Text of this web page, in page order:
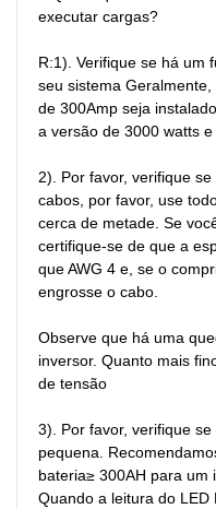
executar cargas?
R:1). Verifique se há um
seu sistema
de 300Amp seja
a versão de 3000 watts e
2). Por favor, verifique
cabos, por favor, use
cerca de metade. Se
certifique-se de que a
que AWG 4 e, se o
engrosse o cabo.
Observe que há uma
inversor. Quanto mais
de tensão
3). Por favor, verifique
pequena.
bateria≥ 300AH para um
Quando a leitura do LED